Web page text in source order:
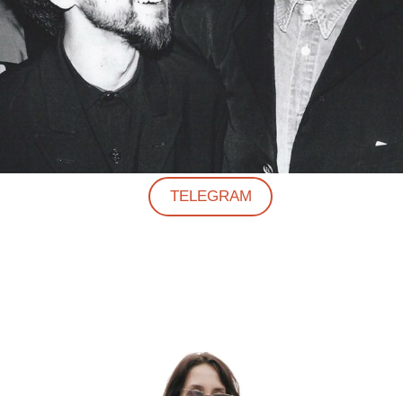
TELEGRAM